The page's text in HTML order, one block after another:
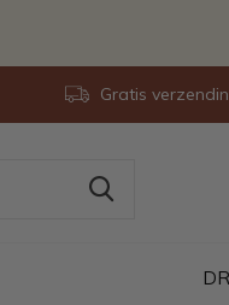
Gratis